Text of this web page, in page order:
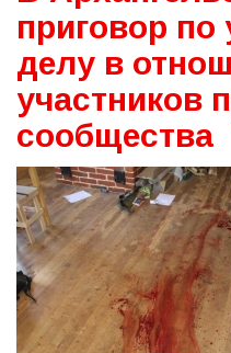
приговор по
делу в
участников
сообщества